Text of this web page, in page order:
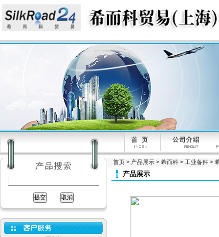
首页 > 产品展示 > 希而科 > 工业备件 >
产品展示